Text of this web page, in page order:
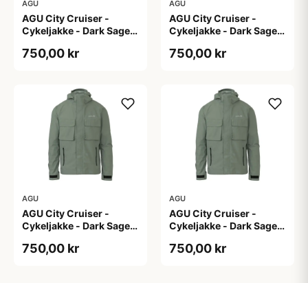
AGU
AGU City Cruiser -
Cykeljakke - Dark Sage -
750,00 kr
AGU
AGU City Cruiser -
Cykeljakke - Dark Sage -
750,00 kr
AGU
AGU City Cruiser -
Cykeljakke - Dark Sage -
750,00 kr
AGU
AGU City Cruiser -
Cykeljakke - Dark Sage -
750,00 kr